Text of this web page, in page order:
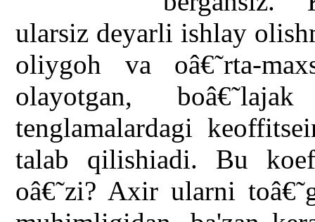
ularsiz deyarli ishlay
oliygoh va oâ€˜rta-
olayotgan,
tenglamalardagi
talab qilishiadi. Bu
oâ€˜zi? Axir ularni